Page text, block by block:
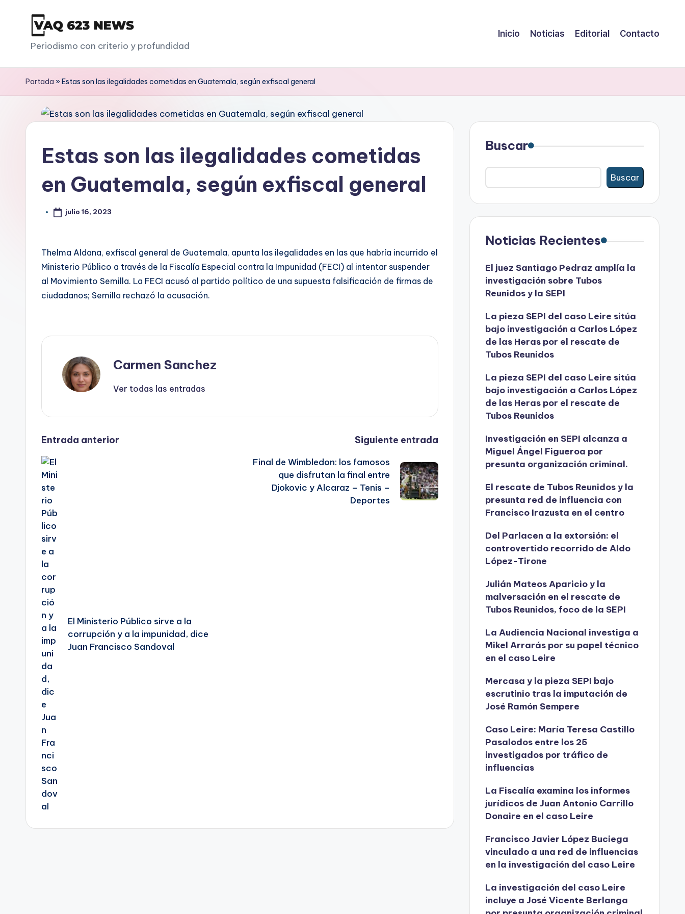
V
a
q
Periodismo con criterio y profundidad
Inicio Noticias Editorial Contacto
Portada »Estas son las ilegalidades cometidas en Guatemala, según exfiscal general
Estas son las ilegalidades cometidas
en Guatemala, según exfiscal general
julio 16, 2023
Thelma Aldana, exfiscal general de Guatemala, apunta las ilegalidades en las que habría incurrido el
Ministerio Público a través de la Fiscalía Especial contra la Impunidad (FECI) al intentar suspender
al Movimiento Semilla. La FECI acusó al partido político de una supuesta falsificación de firmas de
ciudadanos; Semilla rechazó la acusación.
Carmen Sanchez
Ver todas las entradas
Navegación
de
entradas
Entrada anterior
El Ministerio Público sirve a la
corrupción y a la impunidad, dice
Juan Francisco Sandoval
Siguiente entrada
Final de Wimbledon: los famosos
que disfrutan la final entre
Djokovic y Alcaraz – Tenis –
Deportes
Buscar
Buscar
Noticias Recientes
El juez Santiago Pedraz amplía la
investigación sobre Tubos
Reunidos y la SEPI
La pieza SEPI del caso Leire sitúa
bajo investigación a Carlos López
de las Heras por el rescate de
Tubos Reunidos
La pieza SEPI del caso Leire sitúa
bajo investigación a Carlos López
de las Heras por el rescate de
Tubos Reunidos
Investigación en SEPI alcanza a
Miguel Ángel Figueroa por
presunta organización criminal.
El rescate de Tubos Reunidos y la
presunta red de influencia con
Francisco Irazusta en el centro
Del Parlacen a la extorsión: el
controvertido recorrido de Aldo
López-Tirone
Julián Mateos Aparicio y la
malversación en el rescate de
Tubos Reunidos, foco de la SEPI
La Audiencia Nacional investiga a
Mikel Arrarás por su papel técnico
en el caso Leire
Mercasa y la pieza SEPI bajo
escrutinio tras la imputación de
José Ramón Sempere
Caso Leire: María Teresa Castillo
Pasalodos entre los 25
investigados por tráfico de
influencias
La Fiscalía examina los informes
jurídicos de Juan Antonio Carrillo
Donaire en el caso Leire
Francisco Javier López Buciega
vinculado a una red de influencias
en la investigación del caso Leire
La investigación del caso Leire
incluye a José Vicente Berlanga